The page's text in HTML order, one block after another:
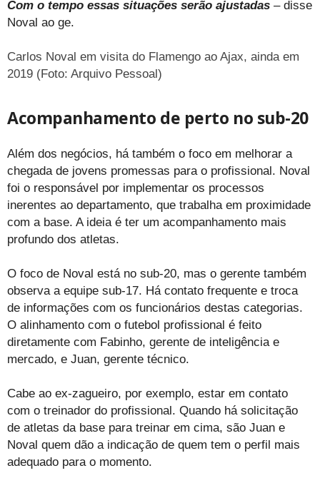
Com o tempo essas situações serão ajustadas – disse
Noval ao ge.
Carlos Noval em visita do Flamengo ao Ajax, ainda em
2019 (Foto: Arquivo Pessoal)
Acompanhamento de perto no sub-20
Além dos negócios, há também o foco em melhorar a
chegada de jovens promessas para o profissional. Noval
foi o responsável por implementar os processos
inerentes ao departamento, que trabalha em proximidade
com a base. A ideia é ter um acompanhamento mais
profundo dos atletas.
O foco de Noval está no sub-20, mas o gerente também
observa a equipe sub-17. Há contato frequente e troca
de informações com os funcionários destas categorias.
O alinhamento com o futebol profissional é feito
diretamente com Fabinho, gerente de inteligência e
mercado, e Juan, gerente técnico.
Cabe ao ex-zagueiro, por exemplo, estar em contato
com o treinador do profissional. Quando há solicitação
de atletas da base para treinar em cima, são Juan e
Noval quem dão a indicação de quem tem o perfil mais
adequado para o momento.